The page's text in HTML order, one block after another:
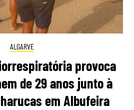
ALGARVE
provoca
de 29 anos junto à
em Albufeira